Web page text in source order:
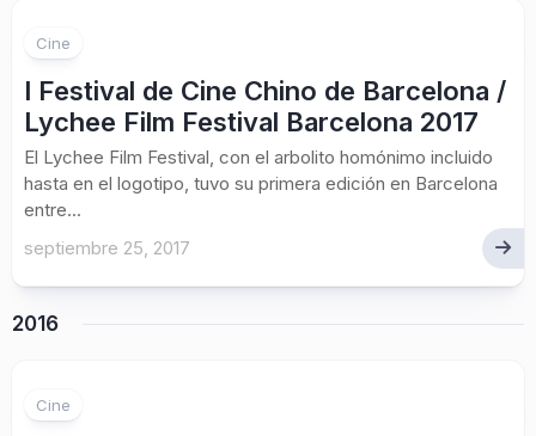
Cine
I Festival de Cine Chino de Barcelona /
Lychee Film Festival Barcelona 2017
El Lychee Film Festival, con el arbolito homónimo incluido
hasta en el logotipo, tuvo su primera edición en Barcelona
entre...
septiembre 25, 2017
2016
Cine